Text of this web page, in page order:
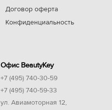
Договор оферта
Конфиденциальность
Офис BeautyKey
+7 (495) 740-30-59
+7 (495) 740-59-33
ул. Авиамоторная 12,